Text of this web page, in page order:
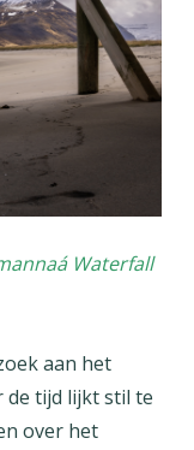
Waterfall
aan het
de tijd lijkt stil te
over het